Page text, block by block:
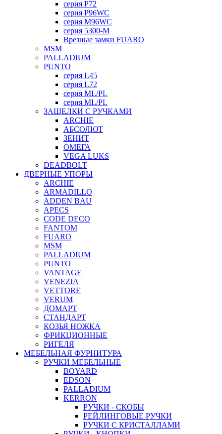
серия P72
серия P96WC
серия M96WC
серия 5300-M
Врезные замки FUARO
MSM
PALLADIUM
PUNTO
серия L45
серия L72
серия ML/PL
серия ML/PL
ЗАЩЕЛКИ С РУЧКАМИ
ARCHIE
АБСОЛЮТ
ЗЕНИТ
ОМЕГА
VEGA LUKS
DEADBOLT
ДВЕРНЫЕ УПОРЫ
ARCHIE
ARMADILLO
ADDEN BAU
APECS
CODE DECO
FANTOM
FUARO
MSM
PALLADIUM
PUNTO
VANTAGE
VENEZIA
VETTORE
VERUM
ДОМАРТ
СТАНДАРТ
КОЗЬЯ НОЖКА
ФРИКЦИОННЫЕ
РИГЕЛЯ
МЕБЕЛЬНАЯ ФУРНИТУРА
РУЧКИ МЕБЕЛЬНЫЕ
BOYARD
EDSON
PALLADIUM
KERRON
РУЧКИ - СКОБЫ
РЕЙЛИНГОВЫЕ РУЧКИ
РУЧКИ С КРИСТАЛЛАМИ